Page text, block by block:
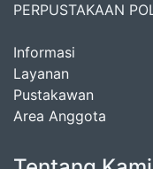
PERPUSTAKAAN
Informasi
Layanan
Pustakawan
Area Anggota